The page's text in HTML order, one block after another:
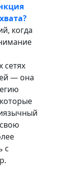
когда
сетях
— она
с